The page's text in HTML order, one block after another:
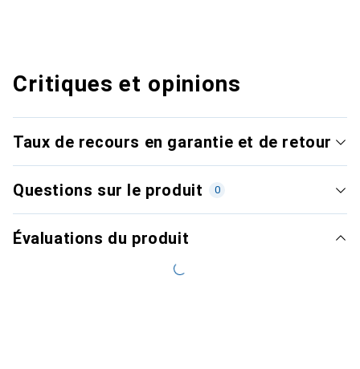
Critiques et opinions
Taux de recours en garantie et de retour
Questions sur le produit 0
Évaluations du produit